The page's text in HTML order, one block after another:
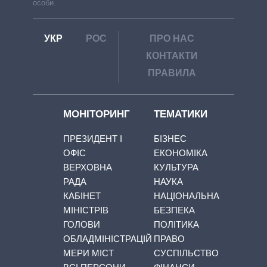
особи.
УКР РОС
ПРО НАС
КОНТАКТИ
ПРАВИЛА
МОНІТОРИНГ
ПРЕЗИДЕНТ І
ОФІС
ВЕРХОВНА
РАДА
КАБІНЕТ
МІНІСТРІВ
ГОЛОВИ
ОБЛАДМІНІСТРАЦІЙ
МЕРИ МІСТ
ТЕМАТИКИ
БІЗНЕС
ЕКОНОМІКА
КУЛЬТУРА
НАУКА
НАЦІОНАЛЬНА
БЕЗПЕКА
ПОЛІТИКА
ПРАВО
СУСПІЛЬСТВО